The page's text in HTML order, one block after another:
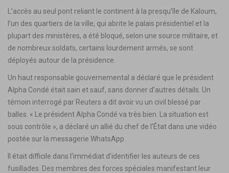
L’accès au seul pont reliant le continent à la presqu’île de Kaloum,
l’un des quartiers de la ville, qui abrite le palais présidentiel et la
plupart des ministères, a été bloqué, selon une source militaire, et
de nombreux soldats, certains lourdement armés, se sont
déployés autour de la présidence.
Un haut responsable gouvernemental a déclaré que le président
Alpha Condé était sain et sauf, sans donner d’autres détails. Un
témoin interrogé par Reuters a dit avoir vu un civil blessé par
balles. « Le président Alpha Condé va très bien. La situation est
sous contrôle », a déclaré un allié du chef de l’État dans une vidéo
postée sur la messagerie WhatsApp.
Il était difficile dans l’immédiat d’identifier les auteurs de ces
fusillades. Des membres des forces spéciales manifestant leur